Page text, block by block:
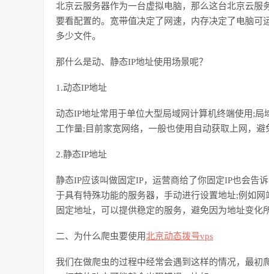
北京云服务器作为一台虚拟电脑，那么这台北京云服
要看配置的。宽带值决定了网速，内存决定了电脑可
多少文件。
那什么是动、静态IP地址使用场景呢？
1.动态IP地址
动态IP地址常用于单位大型局域网计算机终端使用;局
工作量; 目前家宽网络，一般也使用自动获取上网，
2.静态IP地址
静态IP应该叫做固定IP，运营商给了你固定IP也会告
于具有特殊功能的服务器，手动进行设置地址;例如网
固定地址，可以提供稳定的服务，避免因为地址变化
二、 为什么爬虫要使用北京动态拨号vps
我们在做爬虫的过程中经常会遇到这样的情况，最